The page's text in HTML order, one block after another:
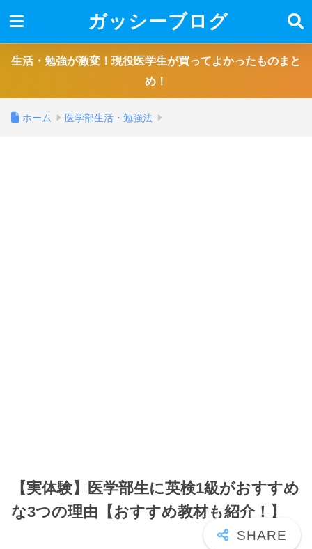
ガッシーブログ
生活・勉強が激変！現役医学生が買ってよかったものまと
め！
ホーム 医学部生活・勉強法
【実体験】医学部生に英検1級がおすすめ
な3つの理由【おすすめ教材も紹介！】